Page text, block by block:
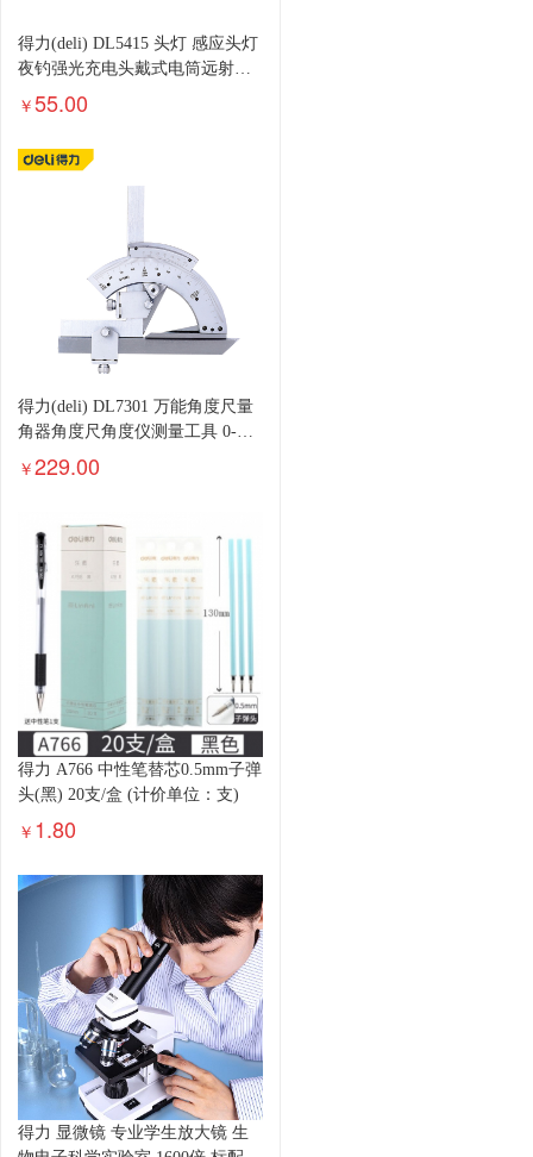
得力(deli) DL5415 头灯 感应头灯
夜钓强光充电头戴式电筒远射防
水户外钓鱼灯
￥55.00
得力(deli) DL7301 万能角度尺量
角器角度尺角度仪测量工具 0-
320° 货期下单前请询问客服
￥229.00
得力 A766 中性笔替芯0.5mm子弹
头(黑) 20支/盒 (计价单位：支)
￥ 1.80
得力 显微镜 专业学生放大镜 生